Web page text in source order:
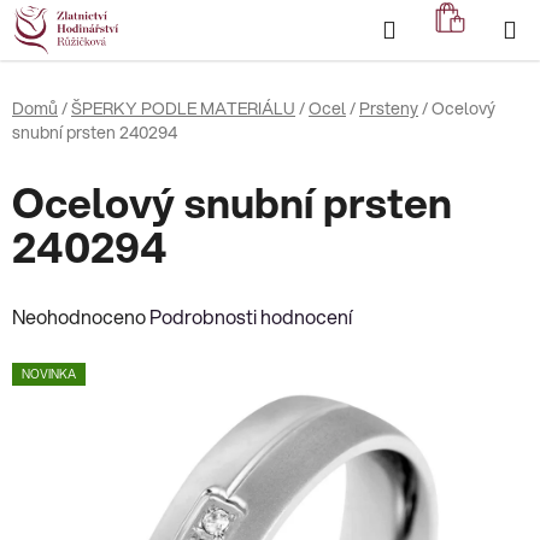
Přejít
na
obsah
Hledat
KOŠÍK
Domů /ŠPERKY PODLE MATERIÁLU /Ocel/ Prsteny/Ocelový
snubní prsten 240294
Ocelový snubní prsten
240294
Průměrné
produktu
NeohodnocenoPodrobnosti hodnocení
NOVINKA